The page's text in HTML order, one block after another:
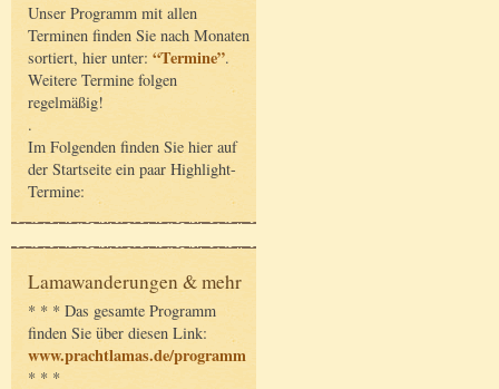
Unser Programm mit allen
Terminen finden Sie nach Monaten
sortiert, hier unter: “Termine”.
Weitere Termine folgen
regelmäßig!
.
Im Folgenden finden Sie hier auf
der Startseite ein paar Highlight-
Termine:
Lamawanderungen & mehr
* * * Das gesamte Programm
finden Sie über diesen Link:
www.prachtlamas.de/programm
* * *